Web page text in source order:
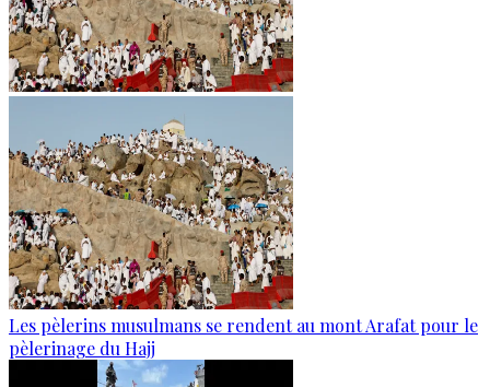
Les pèlerins musulmans se rendent au mont Arafat pour le
pèlerinage du Hajj